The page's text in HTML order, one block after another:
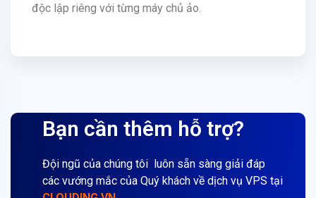
độc lập riêng với từng máy chủ ảo.
Bạn cần thêm hỗ trợ?
Đội ngũ của chúng tôi luôn sẵn sàng giải đáp
các vướng mắc của Quý khách về dịch vụ VPS tại